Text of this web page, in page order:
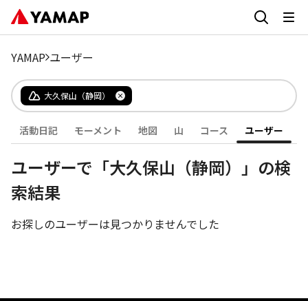
YAMAP ユーザー
大久保山（静岡）
活動日記 モーメント 地図 山 コース ユーザー
ユーザーで「大久保山（静岡）」の検
索結果
お探しのユーザーは見つかりませんでした